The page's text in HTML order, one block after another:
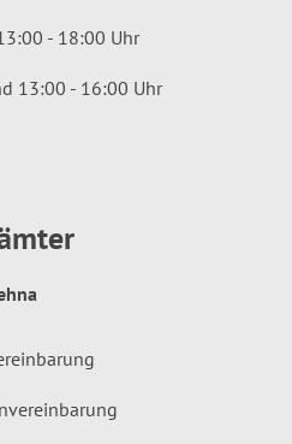
- 18:00 Uhr
13:00 - 16:00 Uhr